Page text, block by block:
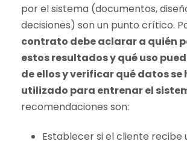
por el sistema (documentos,
decisiones) son un punto crítico.
contrato debe aclarar a quién
estos resultados y qué uso
de ellos y verificar qué datos se
utilizado para entrenar el
recomendaciones son:
Establecer si el cliente recibe